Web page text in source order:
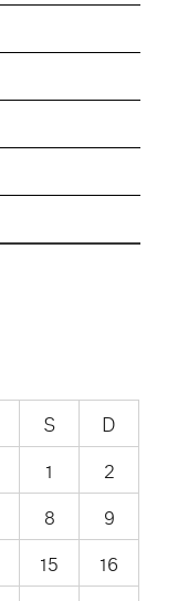
S
D
1
2
8
9
15
16